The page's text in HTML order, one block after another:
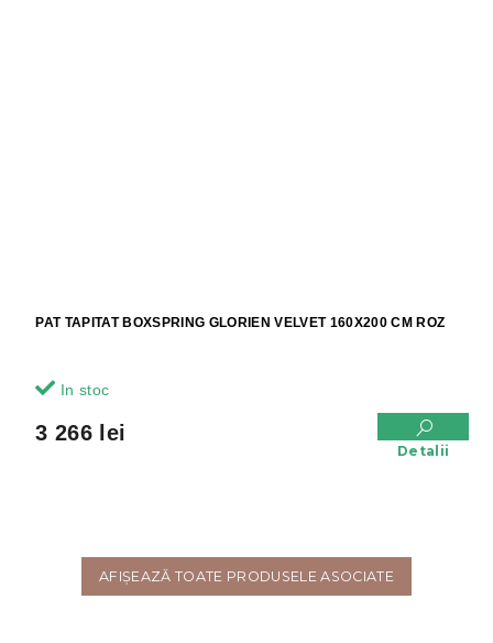
PAT TAPITAT BOXSPRING GLORIEN VELVET 160X200 CM ROZ
In stoc
3 266 lei
Detalii
AFIŞEAZĂ TOATE PRODUSELE ASOCIATE